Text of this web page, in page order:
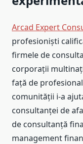
Arcad Expert
profesioniști
firmele de
corporații
față de
comunității i-a
consultanței de
de consultanță
management